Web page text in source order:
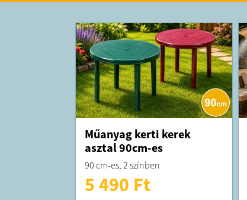
Műanyag kerti kerek
asztal 90cm-es
90 cm-es, 2 színben
5 490 Ft